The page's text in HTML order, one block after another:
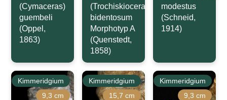
(Cymaceras)
guembeli
(Oppel,
1863)
(Trochiskioceras)
bidentosum
Morphotyp A
(Quenstedt,
1858)
modestus
(Schneid,
1914)
Kimmeridgium
9,3 cm
Kimmeridgium
15,7 cm
Kimmeridgium
9,3 cm